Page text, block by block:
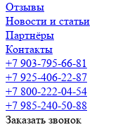
Отзывы
Новости и статьи
Партнёры
Контакты
+7 903-795-66-81
+7 925-406-22-87
+7 800-222-04-54
+7 985-240-50-88
Заказать звонок